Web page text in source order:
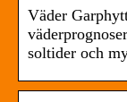
Väder
soltider och